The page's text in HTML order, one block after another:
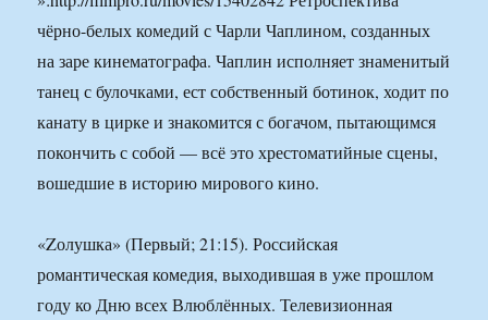
чёрно-белых комедий с Чарли Чаплином, созданных
на заре кинематографа. Чаплин исполняет знаменитый
танец с булочками, ест собственный ботинок, ходит по
канату в цирке и знакомится с богачом, пытающимся
покончить с собой — всё это хрестоматийные сцены,
вошедшие в историю мирового кино.
«Zолушка» (Первый; 21:15). Российская
романтическая комедия, выходившая в уже прошлом
году ко Дню всех Влюблённых. Телевизионная